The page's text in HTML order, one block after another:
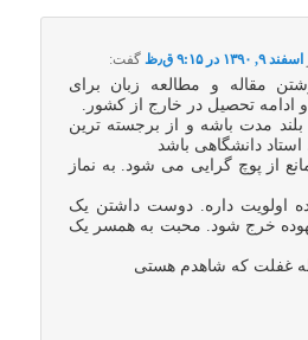
اسفند ۹, ۱۳۹۰ در ۹:۱۵ ق٫ظ گفت:
مقاله و مطالعه زبان برای
تحصیل در خارج از کشور.
مدت باشه و از برجسته ترین
استاد دانشگاهی باشد
از پوچ گرایی می شود. به نماز
اولویت داره. دوست داشتن یک
خرج شود. محبت به همسر یک